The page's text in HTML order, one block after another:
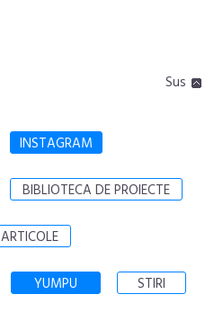
Sus
INSTAGRAM
BIBLIOTECA DE PROIECTE
ARTICOLE
YUMPU STIRI